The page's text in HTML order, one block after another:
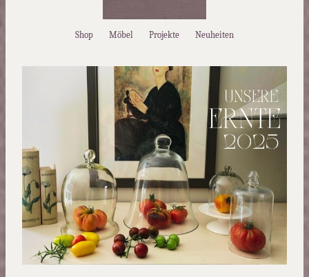
Shop Möbel Projekte Neuheiten